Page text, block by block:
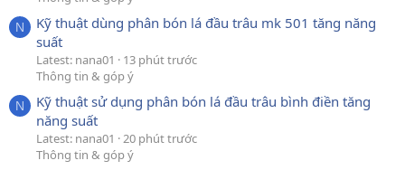
N
Kỹ thuật dùng phân bón lá đầu trâu mk 501 tăng năng
suất
Latest: nana01
13 phút trước
Thông tin & góp ý
N
Kỹ thuật sử dụng phân bón lá đầu trâu bình điền tăng
năng suất
Latest: nana01
20 phút trước
Thông tin & góp ý